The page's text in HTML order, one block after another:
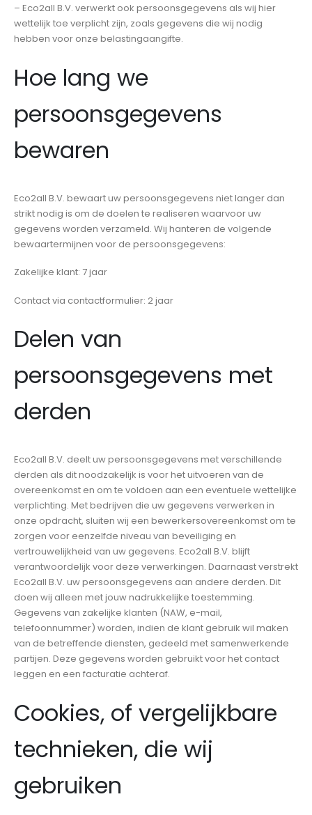
– Eco2all B.V. verwerkt ook persoonsgegevens als wij hier
wettelijk toe verplicht zijn, zoals gegevens die wij nodig
hebben voor onze belastingaangifte.
Hoe lang we
persoonsgegevens
bewaren
Eco2all B.V. bewaart uw persoonsgegevens niet langer dan
strikt nodig is om de doelen te realiseren waarvoor uw
gegevens worden verzameld. Wij hanteren de volgende
bewaartermijnen voor de persoonsgegevens:
Zakelijke klant: 7 jaar
Contact via contactformulier: 2 jaar
Delen van
persoonsgegevens met
derden
Eco2all B.V. deelt uw persoonsgegevens met verschillende
derden als dit noodzakelijk is voor het uitvoeren van de
overeenkomst en om te voldoen aan een eventuele wettelijke
verplichting. Met bedrijven die uw gegevens verwerken in
onze opdracht, sluiten wij een bewerkersovereenkomst om te
zorgen voor eenzelfde niveau van beveiliging en
vertrouwelijkheid van uw gegevens. Eco2all B.V. blijft
verantwoordelijk voor deze verwerkingen. Daarnaast verstrekt
Eco2all B.V. uw persoonsgegevens aan andere derden. Dit
doen wij alleen met jouw nadrukkelijke toestemming.
Gegevens van zakelijke klanten (NAW, e-mail,
telefoonnummer) worden, indien de klant gebruik wil maken
van de betreffende diensten, gedeeld met samenwerkende
partijen. Deze gegevens worden gebruikt voor het contact
leggen en een facturatie achteraf.
Cookies, of vergelijkbare
technieken, die wij
gebruiken